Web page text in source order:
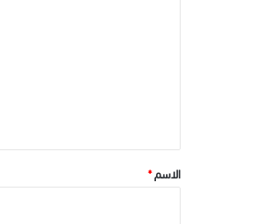
*الاسم*